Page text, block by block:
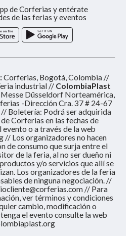
de Corferias y entérate
de las ferias y eventos
Corferias, Bogotá, Colombia //
industrial // ColombiaPlast
Düsseldorf Norteamérica,
-Dirección Cra. 37 # 24-67
Boletería: Podrá ser adquirida
Corferias en las fechas de
evento o a través de la web
// Los organizadores no hacen
de consumo que surja entre el
de la feria, al no ser dueño ni
y/o servicios que allí se
Los organizadores de la feria
de ninguna negociación. //
// Para
ver términos y condiciones
cambio, modificación o
el evento consulte la web